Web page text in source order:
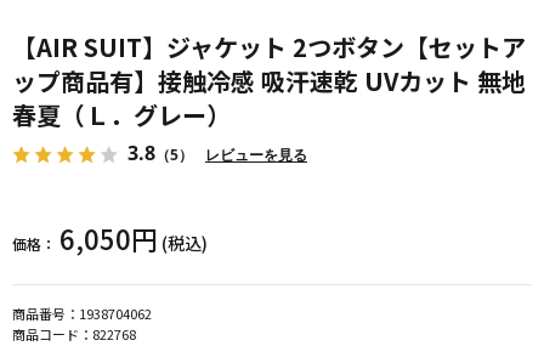
【AIR SUIT】ジャケット 2つボタン【セットア
ップ商品有】接触冷感 吸汗速乾 UVカット 無地
春夏（Ｌ．グレー）
3.8 （5） レビューを見る
価格： 6,050円 (税込)
商品番号： 1938704062
商品コード： 822768